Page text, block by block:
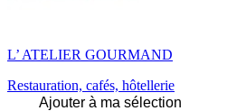
L’ ATELIER GOURMAND
Restauration, cafés, hôtellerie
Ajouter à ma sélection